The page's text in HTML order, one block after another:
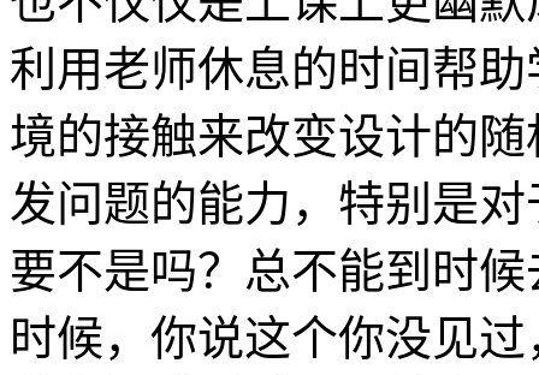
利用老师休息的时间帮
境的接触来改变设计的
发问题的能力，特别是
要不是吗？总不能到时
时候，你说这个你没见